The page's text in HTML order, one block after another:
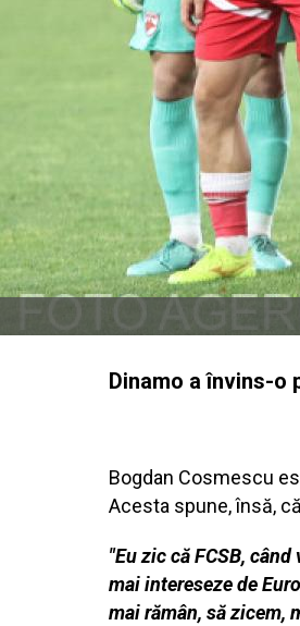
Dinamo a învins-o
Bogdan Cosmescu
Acesta spune, însă,
"Eu zic că FCSB,
mai intereseze de
mai rămân, să zicem,